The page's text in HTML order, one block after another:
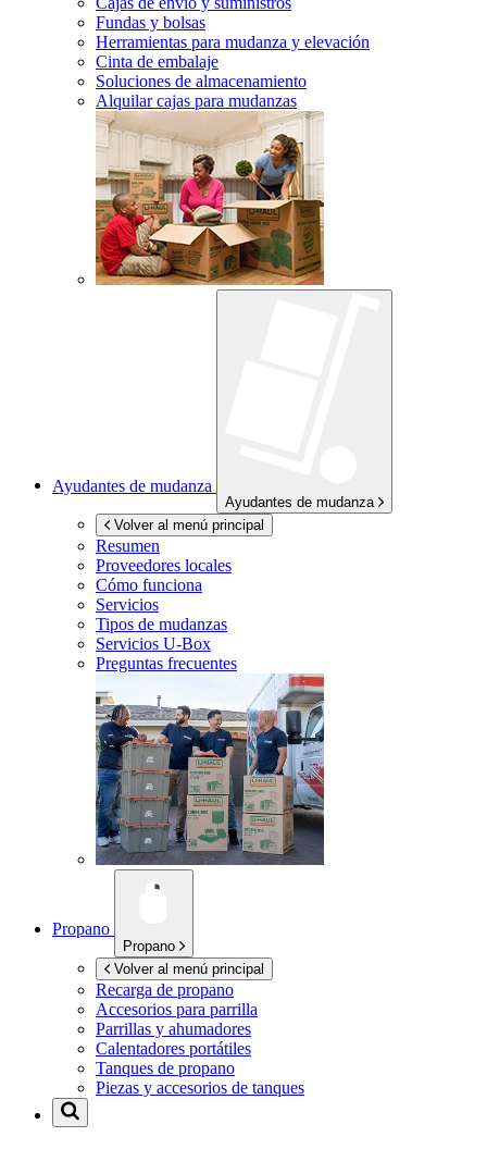
Fundas y bolsas
Herramientas para mudanza y elevación
Cinta de embalaje
Soluciones de almacenamiento
Alquilar cajas para mudanzas
Ayudantes de mudanza
Ayudantes de mudanza
Volver al menú principal
Resumen
Proveedores locales
Cómo funciona
Servicios
Tipos de mudanzas
Servicios U-Box
Preguntas frecuentes
Propano
Propano
Volver al menú principal
Recarga de propano
Accesorios para parrilla
Parrillas y ahumadores
Calentadores portátiles
Tanques de propano
Piezas y accesorios de tanques